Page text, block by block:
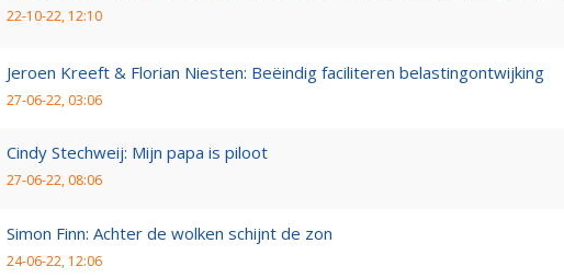
22-10-22, 12:10
Jeroen Kreeft & Florian Niesten: Beëindig faciliteren belastingontwijking
27-06-22, 03:06
Cindy Stechweij: Mijn papa is piloot
27-06-22, 08:06
Simon Finn: Achter de wolken schijnt de zon
24-06-22, 12:06